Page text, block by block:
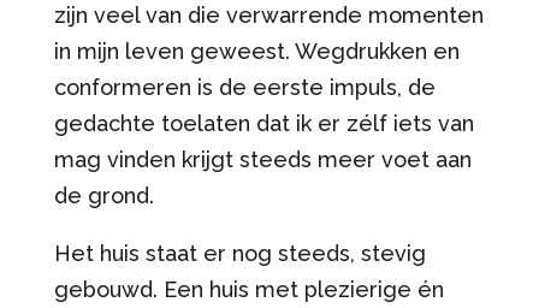
zijn veel van die verwarrende momenten
in mijn leven geweest. Wegdrukken en
conformeren is de eerste impuls, de
gedachte toelaten dat ik er zélf iets van
mag vinden krijgt steeds meer voet aan
de grond.
Het huis staat er nog steeds, stevig
gebouwd. Een huis met plezierige én